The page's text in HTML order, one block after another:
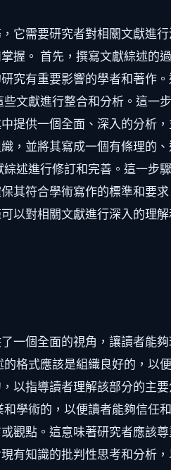
它需要研究者對相關文獻進
握。 首先，撰寫文獻綜述
究有重要影響的學者和著作
文獻進行整合和分析。這一
提供一個全面、深入的分析
，並將其寫成一個有條理的
述進行修訂和完善。這一
其符合學術寫作的標準和要
以對相關文獻進行深入的理
一個全面的視角，讓讀者能
格式應該是組織良好的，
以指導讀者理解該部分的主
學術的，以便讀者能夠信任
觀點。這意味著研究者應該
有知識的批判性思考和分析